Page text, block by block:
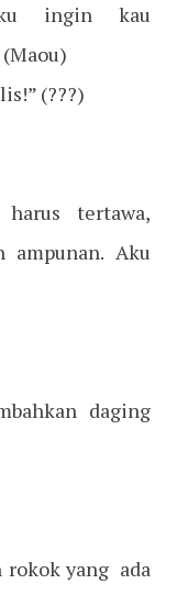
ingin kau
(Maou)
(???)
tertawa,
Aku
daging
rokok yang ada